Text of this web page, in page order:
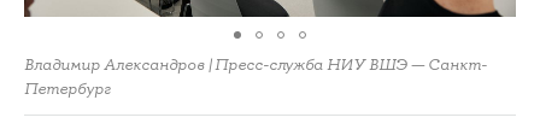
Владимир Александров | Пресс-служба НИУ ВШЭ — Санкт-
Петербург